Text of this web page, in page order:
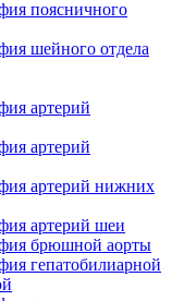
поясничного
шейного отдела
артерий
артерий
артерий нижних
артерий шеи
брюшной аорты
гепатобилиарной